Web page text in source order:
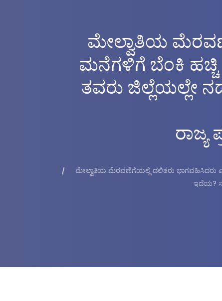
ಮೇಲ್ವಾತಿಯ
ಮನೆಗಳಿಗೆ ಬೆಂಕಿ ಹಚ್ಚಿ
ತವರು ಜಿಲ್ಲೆಯಲ್ಲೇ
ಮೇಲ್ವಾತಿಯ ಮೆರವಣಿಗೆಯಲ್ಲಿ ದಲಿತರು ಭಾಗವಹಿಸಿದರು
ಇದೆಯ?